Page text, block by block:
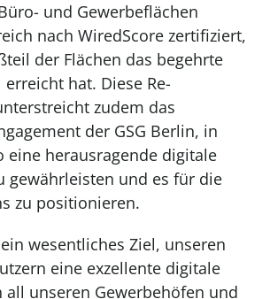
und Gewerbeflächen
nach WiredScore zertifiziert,
der Flächen das begehrte
hat. Diese Re-
zudem das
der GSG Berlin, in
eine herausragende digitale
gewährleisten und es für die
zu positionieren.
wesentliches Ziel, unseren
eine exzellente digitale
unseren Gewerbehöfen und